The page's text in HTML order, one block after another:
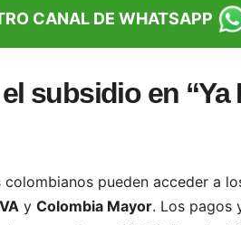
CANAL DE WHATSAPP
subsidio en “Ya
colombianos pueden acceder a
y Colombia Mayor. Los pagos